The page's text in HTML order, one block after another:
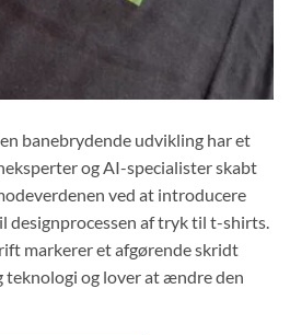
banebrydende udvikling har et
og AI-specialister skabt
ved at introducere
designprocessen af tryk til t-shirts.
markerer et afgørende skridt
teknologi og lover at ændre den